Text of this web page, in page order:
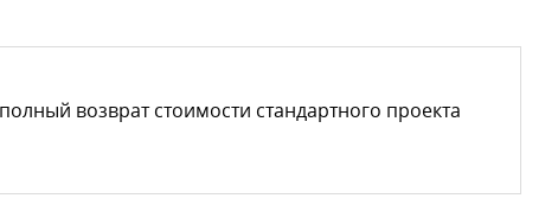
возврат стоимости стандартного проекта